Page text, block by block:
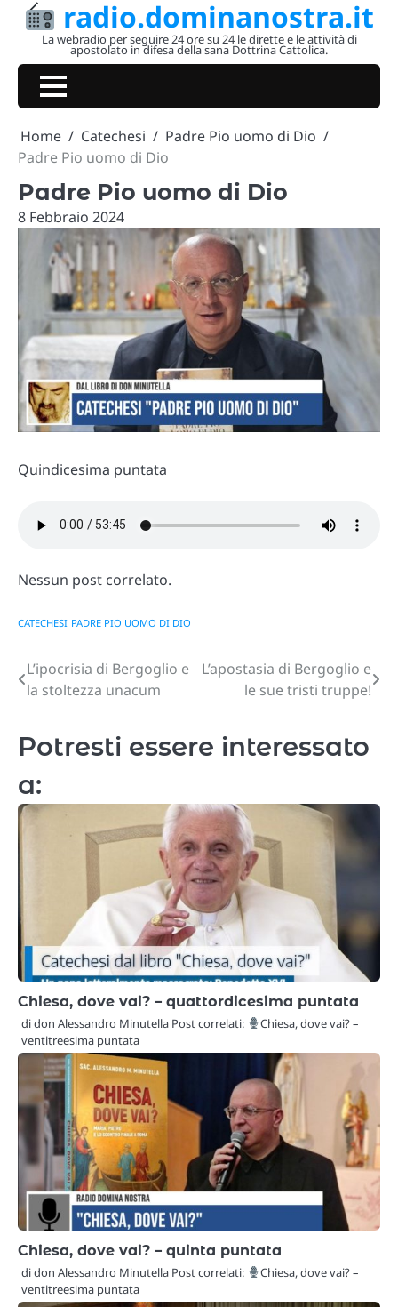
Skip
radio.dominanostra.it
La webradio per seguire 24 ore su 24 le dirette e le attività di
apostolato in difesa della sana Dottrina Cattolica.
Home Catechesi
Padre Pio uomo di Dio
Padre Pio uomo di Dio
Padre Pio uomo di Dio
8 Febbraio 2024
Quindicesima puntata
Nessun post correlato.
CATECHESI PADRE PIO UOMO DI DIO
Navigazione
L’ipocrisia di Bergoglio e
la stoltezza unacum
L’apostasia di Bergoglio e
le sue tristi truppe!
Potresti essere interessato
a:
Chiesa, dove vai? – quattordicesima puntata
di don Alessandro Minutella Post correlati:
Chiesa, dove vai? –
ventitreesima puntata
Chiesa, dove vai? – quinta puntata
di don Alessandro Minutella Post correlati:
Chiesa, dove vai? –
ventitreesima puntata